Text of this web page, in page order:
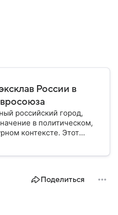
России в
российский город,
в политическом,
контексте. Этот
сердце Европы,
Поделиться